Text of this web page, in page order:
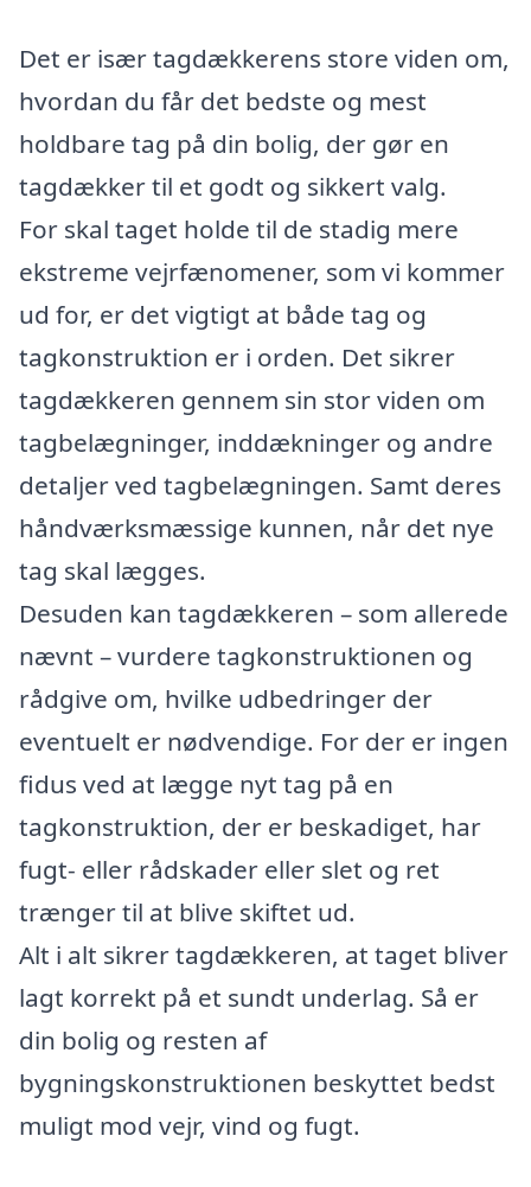
Det er især tagdækkerens store viden om,
hvordan du får det bedste og mest
holdbare tag på din bolig, der gør en
tagdækker til et godt og sikkert valg.
For skal taget holde til de stadig mere
ekstreme vejrfænomener, som vi kommer
ud for, er det vigtigt at både tag og
tagkonstruktion er i orden. Det sikrer
tagdækkeren gennem sin stor viden om
tagbelægninger, inddækninger og andre
detaljer ved tagbelægningen. Samt deres
håndværksmæssige kunnen, når det nye
tag skal lægges.
Desuden kan tagdækkeren – som allerede
nævnt – vurdere tagkonstruktionen og
rådgive om, hvilke udbedringer der
eventuelt er nødvendige. For der er ingen
fidus ved at lægge nyt tag på en
tagkonstruktion, der er beskadiget, har
fugt- eller rådskader eller slet og ret
trænger til at blive skiftet ud.
Alt i alt sikrer tagdækkeren, at taget bliver
lagt korrekt på et sundt underlag. Så er
din bolig og resten af
bygningskonstruktionen beskyttet bedst
muligt mod vejr, vind og fugt.